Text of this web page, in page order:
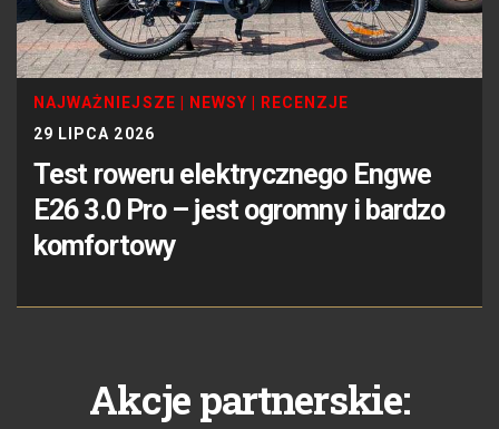
NAJWAŻNIEJSZE NEWSY
RECENZJE
29 LIPCA 2026
Test roweru elektrycznego Engwe
E26 3.0 Pro – jest ogromny i bardzo
komfortowy
Akcje partnerskie: